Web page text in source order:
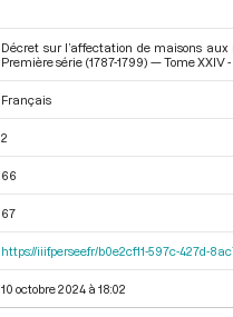
Décret sur l’affectation de maisons
Première série (1787-1799) — Tome XXIV -
Français
2
66
67
https://iiif.persee.fr/b0e2cf11-597c-427d-
10 octobre 2024 à 18:02